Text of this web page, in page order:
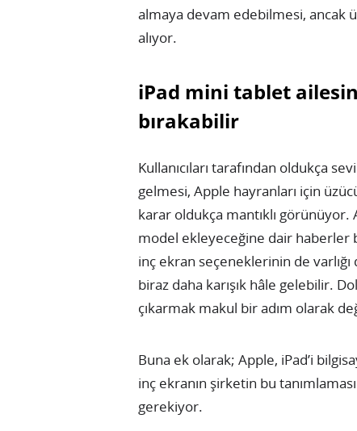
almaya devam edebilmesi, ancak
alıyor.
iPad mini tablet
bırakabilir
Kullanıcıları tarafından oldukça
gelmesi, Apple hayranları için
karar oldukça mantıklı görünüyor.
model ekleyeceğine dair haberler
inç ekran seçeneklerinin de
biraz daha karışık hâle gelebilir.
çıkarmak makul bir adım olarak
Buna ek olarak; Apple, iPad’i
inç ekranın şirketin bu
gerekiyor.